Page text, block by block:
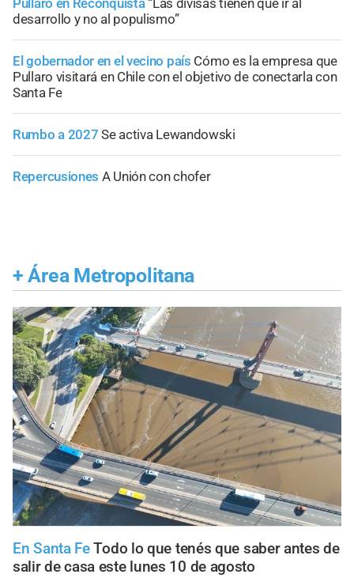
desarrollo y no al populismo”
El gobernador en el vecino país Cómo es la empresa que
Pullaro visitará en Chile con el objetivo de conectarla con
Santa Fe
Rumbo a 2027 Se activa Lewandowski
Repercusiones A Unión con chofer
+ Área Metropolitana
En Santa FeTodo lo que tenés que saber antes de
salir de casa este lunes 10 de agosto